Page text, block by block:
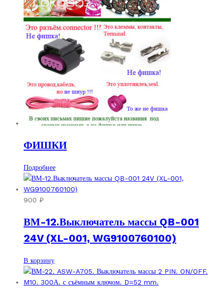
ФИШКИ
Подробнее
900 ₽
ВМ-12.Выключатель массы QB-001
24V (XL-001, WG9100760100)
В корзину